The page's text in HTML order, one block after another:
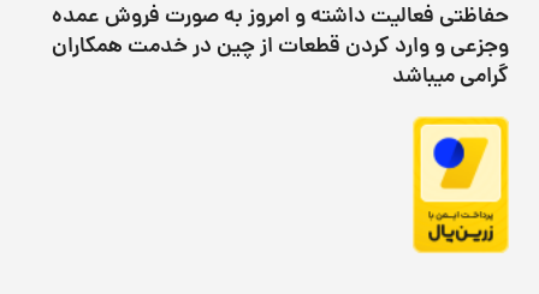
حفاظتی فعالیت داشته و امروز به صورت فروش عمده
وجزعی و وارد کردن قطعات از چین در خدمت همکاران
گرامی میباشد